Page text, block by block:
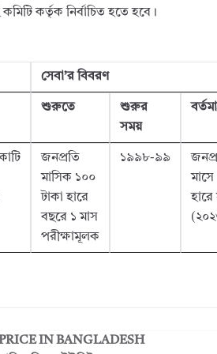
কর্তৃক নির্বাচিত হতে হবে।
সেবা’র বিবরণ
শুরুতে
শুরুর
সময়
জনপ্রতি
মাসিক ১০০
টাকা হারে
বছরে ১ মাস
পরীক্ষামূলক
১৯৯৮-৯৯
মাসে
হারে
IN BANGLADESH